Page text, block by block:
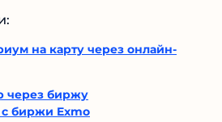
на карту через онлайн-
через биржу
биржи Exmo